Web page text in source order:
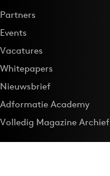
Partners
Events
Vacatures
Whitepapers
Nieuwsbrief
Adformatie Academy
Volledig Magazine Archief